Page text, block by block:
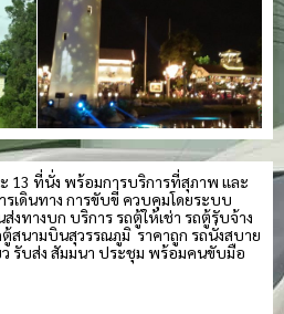
13 ที่นั่ง พร้อมการบริการที่สุภาพ และ
รเดินทาง การขับขี่ ควบคุมโดยระบบ
งทางบก บริการ รถตู้ให้เช่า รถตู้รับจ้าง
สนามบินสุวรรณภูมิ ราคาถูก รถนั่งสบาย
ว รับส่ง สัมมนา ประชุม พร้อมคนขับมือ